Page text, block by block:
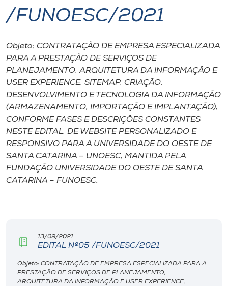
I.nova
Diplomados
Cultura
CPA
Biblioteca
Editora
Unoesc
Store
/FUNOESC/2021
Objeto: CONTRATAÇÃO DE EMPRESA ESPECIALIZADA
PARA A PRESTAÇÃO DE SERVIÇOS DE
PLANEJAMENTO, ARQUITETURA DA INFORMAÇÃO E
USER EXPERIENCE, SITEMAP, CRIAÇÃO,
DESENVOLVIMENTO E TECNOLOGIA DA INFORMAÇÃO
(ARMAZENAMENTO, IMPORTAÇÃO E IMPLANTAÇÃO),
CONFORME FASES E DESCRIÇÕES CONSTANTES
NESTE EDITAL, DE WEBSITE PERSONALIZADO E
RESPONSIVO PARA A UNIVERSIDADE DO OESTE DE
SANTA CATARINA – UNOESC, MANTIDA PELA
FUNDAÇÃO UNIVERSIDADE DO OESTE DE SANTA
CATARINA – FUNOESC.
13/09/2021
EDITAL Nº05 /FUNOESC/2021
Objeto: CONTRATAÇÃO DE EMPRESA ESPECIALIZADA PARA A
PRESTAÇÃO DE SERVIÇOS DE PLANEJAMENTO,
ARQUITETURA DA INFORMAÇÃO E USER EXPERIENCE,